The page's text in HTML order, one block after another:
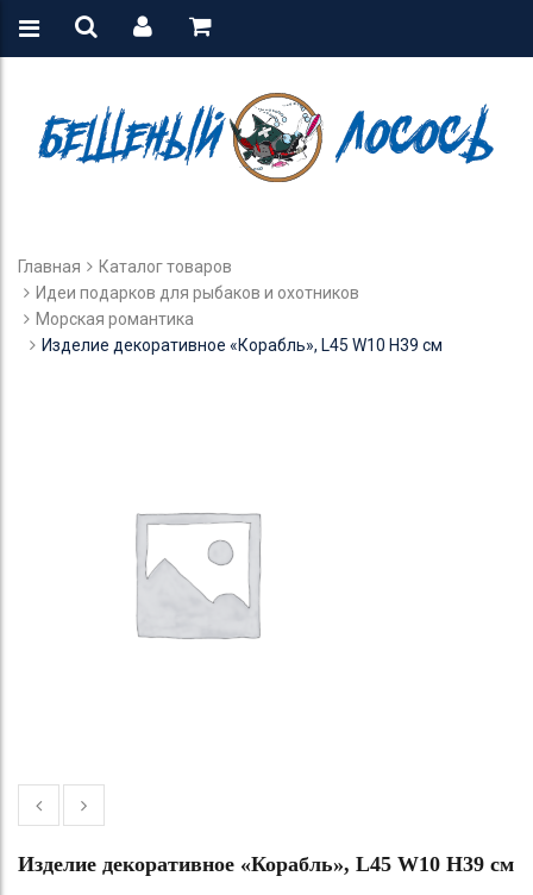
Главная
Каталог товаров
Идеи подарков для рыбаков и охотников
Морская романтика
Изделие декоративное «Корабль», L45 W10 H39 см
Изделие декоративное «Корабль», L45 W10 H39 см